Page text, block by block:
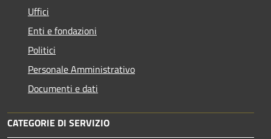
Uffici
Enti e fondazioni
Politici
Personale Amministrativo
Documenti e dati
CATEGORIE DI SERVIZIO